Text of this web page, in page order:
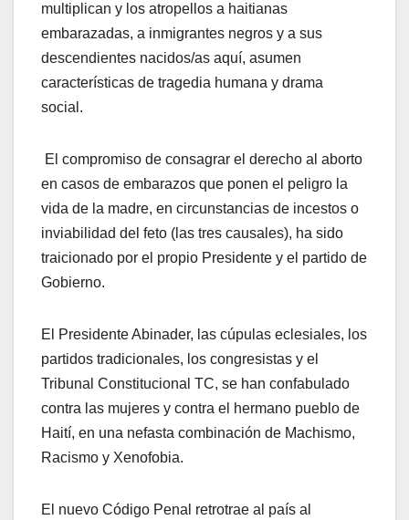
multiplican y los atropellos a haitianas
embarazadas, a inmigrantes negros y a sus
descendientes nacidos/as aquí, asumen
características de tragedia humana y drama
social.
El compromiso de consagrar el derecho al aborto
en casos de embarazos que ponen el peligro la
vida de la madre, en circunstancias de incestos o
inviabilidad del feto (las tres causales), ha sido
traicionado por el propio Presidente y el partido de
Gobierno.
El Presidente Abinader, las cúpulas eclesiales, los
partidos tradicionales, los congresistas y el
Tribunal Constitucional TC, se han confabulado
contra las mujeres y contra el hermano pueblo de
Haití, en una nefasta combinación de Machismo,
Racismo y Xenofobia.
El nuevo Código Penal retrotrae al país al